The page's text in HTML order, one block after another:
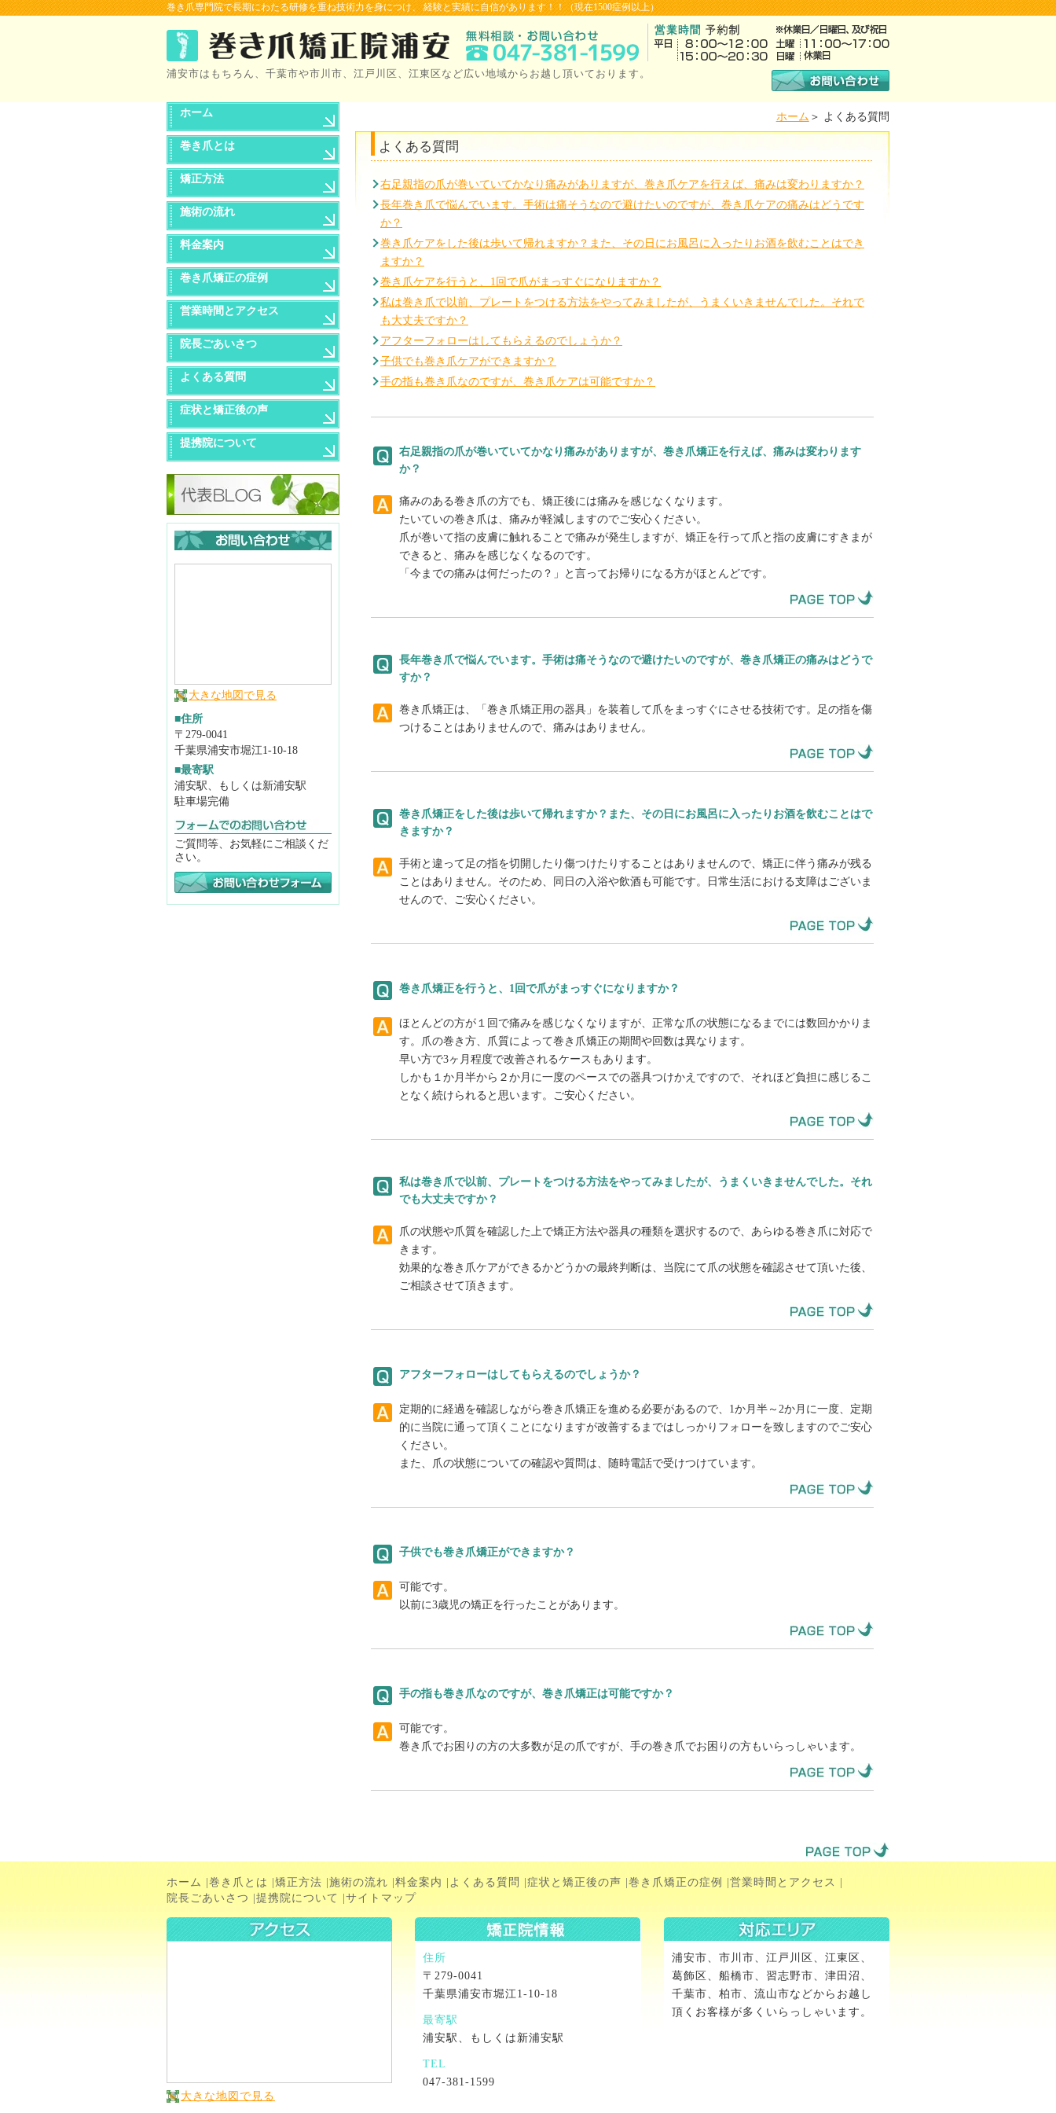
巻き爪専門院で長期にわたる研修を重ね技術力を身につけ、 経験と実績に自信があります！！（現在1500症例以上）
浦安市はもちろん、千葉市や市川市、江戸川区、江東区など広い地域からお越し頂いております。
ホーム よくある質問
よくある質問
右足親指の爪が巻いていてかなり痛みがありますが、巻き爪ケアを行えば、痛みは変わりますか？
長年巻き爪で悩んでいます。手術は痛そうなので避けたいのですが、巻き爪ケアの痛みはどうです
か？
巻き爪ケアをした後は歩いて帰れますか？また、その日にお風呂に入ったりお酒を飲むことはでき
ますか？
巻き爪ケアを行うと、1回で爪がまっすぐになりますか？
私は巻き爪で以前、プレートをつける方法をやってみましたが、うまくいきませんでした。それで
も大丈夫ですか？
アフターフォローはしてもらえるのでしょうか？
子供でも巻き爪ケアができますか？
手の指も巻き爪なのですが、巻き爪ケアは可能ですか？
右足親指の爪が巻いていてかなり痛みがありますが、巻き爪矯正を行えば、痛みは変わります
か？
痛みのある巻き爪の方でも、矯正後には痛みを感じなくなります。
たいていの巻き爪は、痛みが軽減しますのでご安心ください。
爪が巻いて指の皮膚に触れることで痛みが発生しますが、矯正を行って爪と指の皮膚にすきまが
できると、痛みを感じなくなるのです。
「今までの痛みは何だったの？」と言ってお帰りになる方がほとんどです。
長年巻き爪で悩んでいます。手術は痛そうなので避けたいのですが、巻き爪矯正の痛みはどうで
すか？
巻き爪矯正は、「巻き爪矯正用の器具」を装着して爪をまっすぐにさせる技術です。足の指を傷
つけることはありませんので、痛みはありません。
巻き爪矯正をした後は歩いて帰れますか？また、その日にお風呂に入ったりお酒を飲むことはで
きますか？
手術と違って足の指を切開したり傷つけたりすることはありませんので、矯正に伴う痛みが残る
ことはありません。そのため、同日の入浴や飲酒も可能です。日常生活における支障はございま
せんので、ご安心ください。
巻き爪矯正を行うと、1回で爪がまっすぐになりますか？
ほとんどの方が１回で痛みを感じなくなりますが、正常な爪の状態になるまでには数回かかりま
す。爪の巻き方、爪質によって巻き爪矯正の期間や回数は異なります。
早い方で3ヶ月程度で改善されるケースもあります。
しかも１か月半から２か月に一度のペースでの器具つけかえですので、それほど負担に感じるこ
となく続けられると思います。ご安心ください。
私は巻き爪で以前、プレートをつける方法をやってみましたが、うまくいきませんでした。それ
でも大丈夫ですか？
爪の状態や爪質を確認した上で矯正方法や器具の種類を選択するので、あらゆる巻き爪に対応で
きます。
効果的な巻き爪ケアができるかどうかの最終判断は、当院にて爪の状態を確認させて頂いた後、
ご相談させて頂きます。
アフターフォローはしてもらえるのでしょうか？
定期的に経過を確認しながら巻き爪矯正を進める必要があるので、1か月半～2か月に一度、定期
的に当院に通って頂くことになりますが改善するまではしっかりフォローを致しますのでご安心
ください。
また、爪の状態についての確認や質問は、随時電話で受けつけています。
子供でも巻き爪矯正ができますか？
可能です。
以前に3歳児の矯正を行ったことがあります。
手の指も巻き爪なのですが、巻き爪矯正は可能ですか？
可能です。
巻き爪でお困りの方の大多数が足の爪ですが、手の巻き爪でお困りの方もいらっしゃいます。
ホーム
巻き爪とは
矯正方法
施術の流れ
料金案内
巻き爪矯正の症例
営業時間とアクセス
院長ごあいさつ
よくある質問
症状と矯正後の声
提携院について
大きな地図で見る
■住所
〒279-0041
千葉県浦安市堀江1-10-18
■最寄駅
浦安駅、もしくは新浦安駅
駐車場完備
ご質問等、お気軽にご相談くだ
さい。
ホーム |巻き爪とは |矯正方法 |施術の流れ |料金案内 | よくある質問 |症状と矯正後の声 |巻き爪矯正の症例 |営業時間とアクセス |
院長ごあいさつ |提携院について |サイトマップ
大きな地図で見る
住所
〒279-0041
千葉県浦安市堀江1-10-18
最寄駅
浦安駅、もしくは新浦安駅
TEL
047-381-1599
浦安市、市川市、江戸川区、江東区、
葛飾区、船橋市、習志野市、津田沼、
千葉市、柏市、流山市などからお越し
頂くお客様が多くいらっしゃいます。